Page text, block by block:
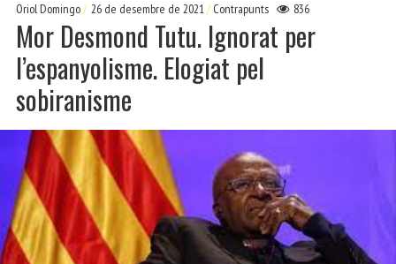
Oriol Domingo 26 de desembre de 2021 Contrapunts 836
Mor Desmond Tutu. Ignorat per
l’espanyolisme. Elogiat pel
sobiranisme